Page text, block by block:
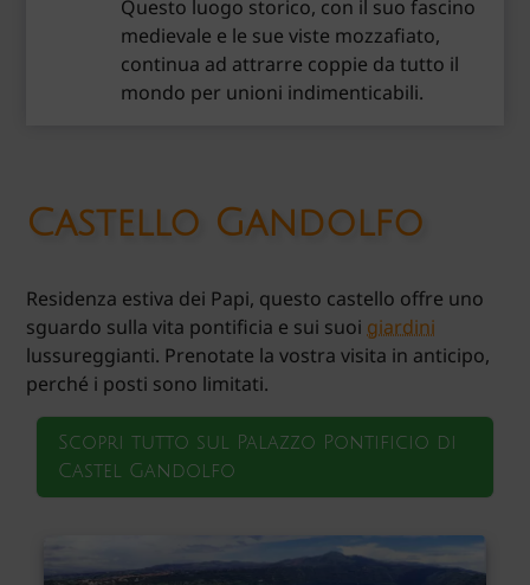
Questo luogo storico, con il suo fascino
medievale e le sue viste mozzafiato,
continua ad attrarre coppie da tutto il
mondo per unioni indimenticabili.
Castello Gandolfo
Residenza estiva dei Papi, questo castello offre uno
sguardo sulla vita pontificia e sui suoi giardini
lussureggianti. Prenotate la vostra visita in anticipo,
perché i posti sono limitati.
Scopri tutto sul Palazzo Pontificio di
Castel Gandolfo